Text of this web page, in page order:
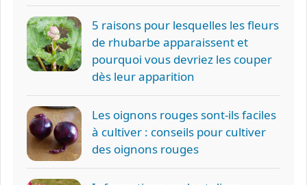
5 raisons pour lesquelles les fleurs
de rhubarbe apparaissent et
pourquoi vous devriez les couper
dès leur apparition
Les oignons rouges sont-ils faciles
à cultiver : conseils pour cultiver
des oignons rouges